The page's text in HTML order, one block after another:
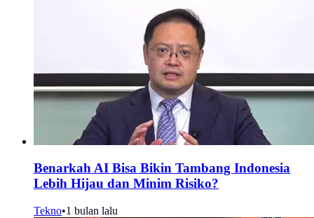
Benarkah AI Bisa Bikin Tambang Indonesia
Lebih Hijau dan Minim Risiko?
Tekno•1 bulan lalu